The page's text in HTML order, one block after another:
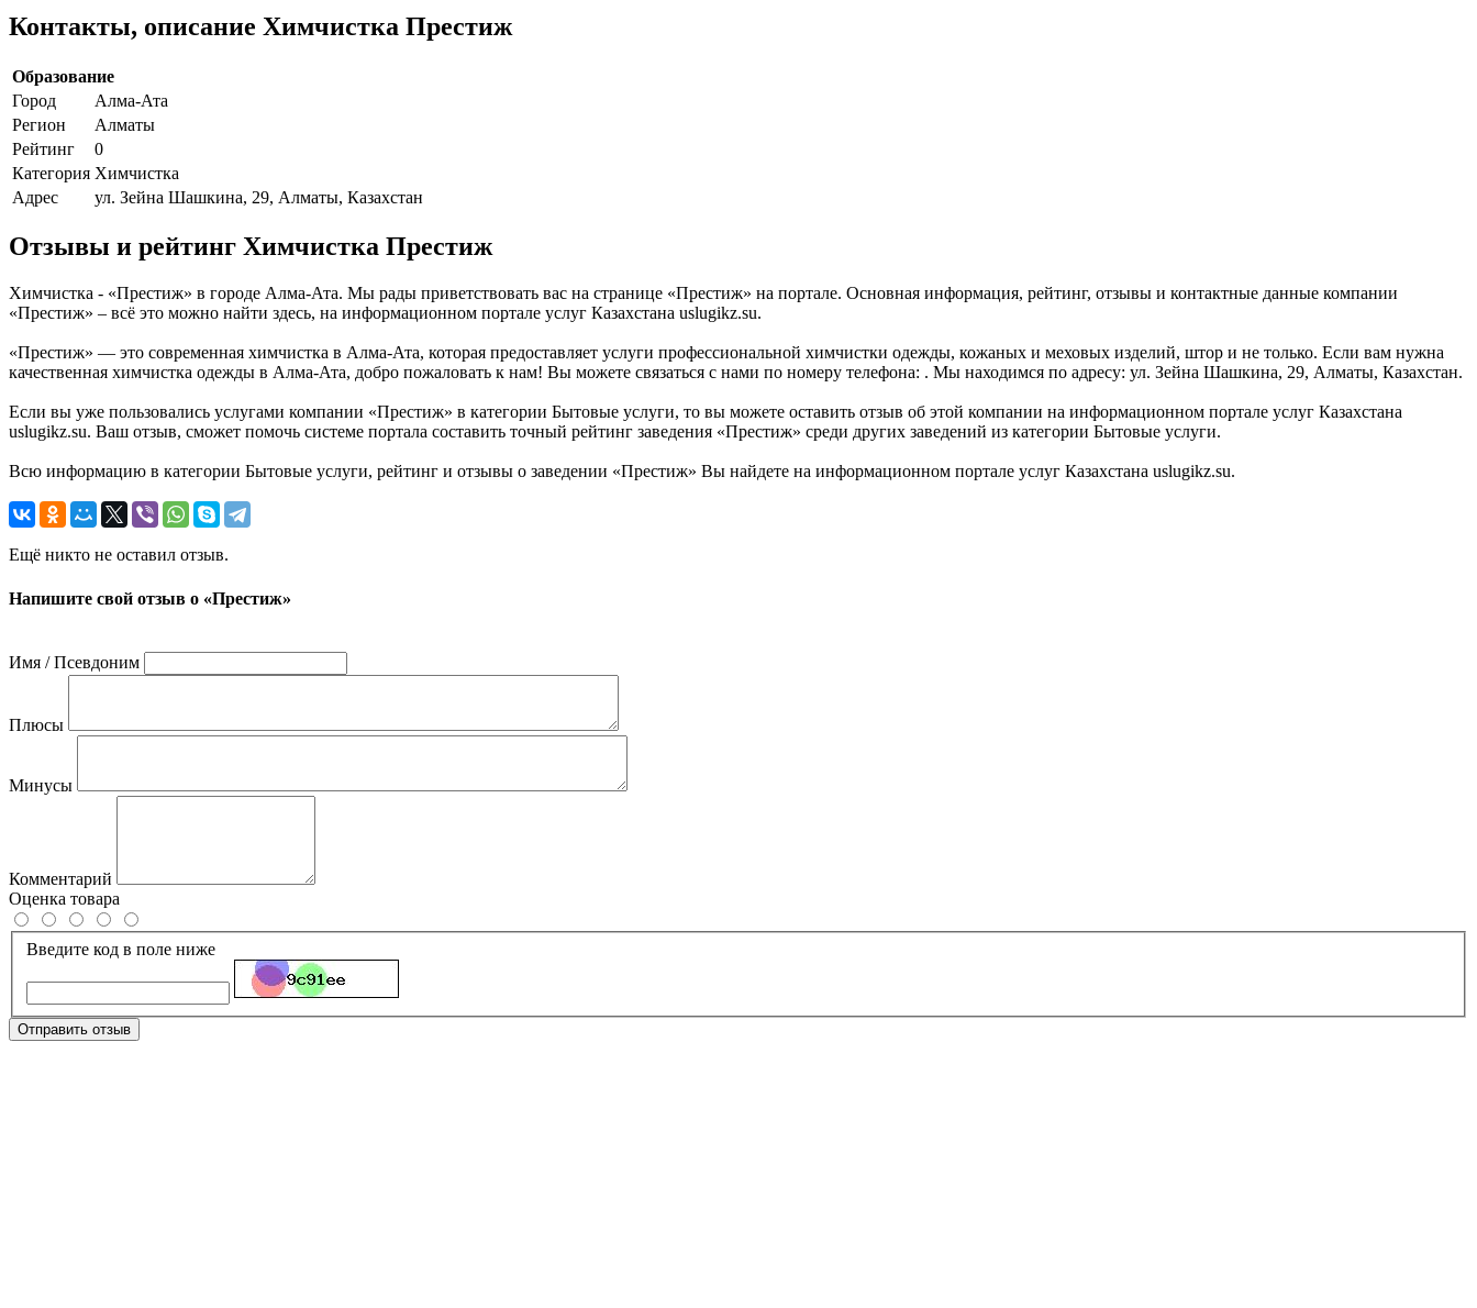
Контакты, описание Химчистка Престиж
Образование
Город
Алма-Ата
Регион
Алматы
Рейтинг
0
Категория Химчистка
Адрес
ул. Зейна Шашкина, 29, Алматы, Казахстан
Отзывы и рейтинг Химчистка Престиж
Химчистка - «Престиж» в городе Алма-Ата. Мы рады приветствовать вас на странице «Престиж» на портале. Основная информация, рейтинг, отзывы и контактные данные компании
«Престиж» – всё это можно найти здесь, на информационном портале услуг Казахстана uslugikz.su.
«Престиж» — это современная химчистка в Алма-Ата, которая предоставляет услуги профессиональной химчистки одежды, кожаных и меховых изделий, штор и не только. Если вам нужна
качественная химчистка одежды в Алма-Ата, добро пожаловать к нам! Вы можете связаться с нами по номеру телефона: . Мы находимся по адресу: ул. Зейна Шашкина, 29, Алматы, Казахстан.
Если вы уже пользовались услугами компании «Престиж» в категории Бытовые услуги, то вы можете оставить отзыв об этой компании на информационном портале услуг Казахстана
uslugikz.su. Ваш отзыв, сможет помочь системе портала составить точный рейтинг заведения «Престиж» среди других заведений из категории Бытовые услуги.
Всю информацию в категории Бытовые услуги, рейтинг и отзывы о заведении «Престиж» Вы найдете на информационном портале услуг Казахстана uslugikz.su.
Ещё никто не оставил отзыв.
Напишите свой отзыв о «Престиж»
Имя / Псевдоним
Плюсы
Минусы
Комментарий
Оценка товара
Введите код в поле ниже
Отправить отзыв